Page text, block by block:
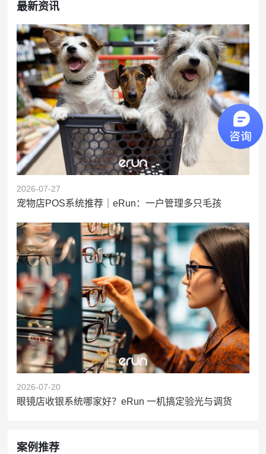
最新资讯
2026-07-27
宠物店POS系统推荐｜eRun：一户管理多只毛孩
2026-07-20
眼镜店收银系统哪家好？eRun 一机搞定验光与调货
案例推荐